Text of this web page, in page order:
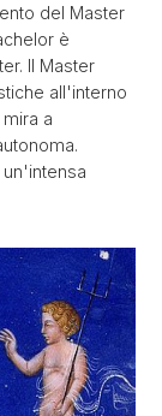
del Master
è
Il Master
all'interno
a